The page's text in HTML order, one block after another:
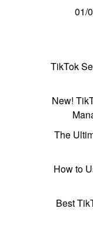
01/
TikTok
New!
The
How to
Best